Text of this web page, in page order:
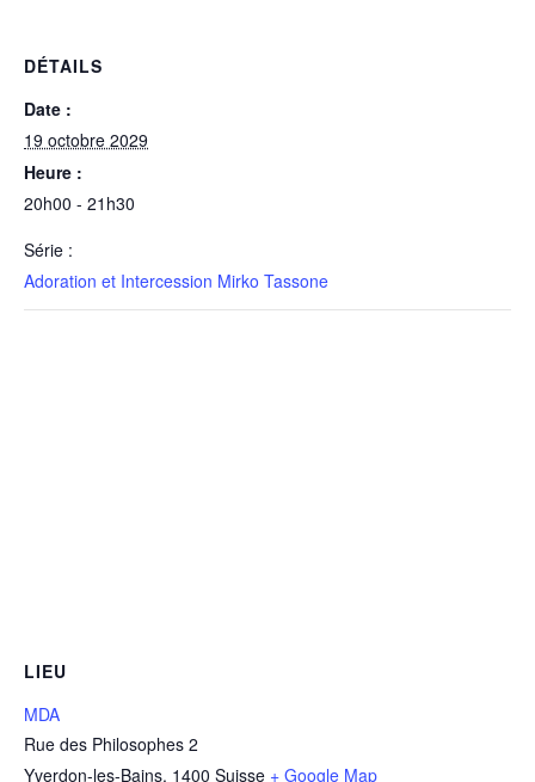
DÉTAILS
Date :
19 octobre 2029
Heure :
20h00 - 21h30
Série :
Adoration et Intercession Mirko Tassone
LIEU
MDA
Rue des Philosophes 2
Yverdon-les-Bains, 1400 Suisse + Google Map